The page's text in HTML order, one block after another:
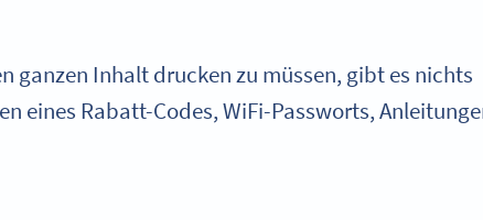
ganzen Inhalt drucken zu müssen, gibt es nichts
eines Rabatt-Codes, WiFi-Passworts,